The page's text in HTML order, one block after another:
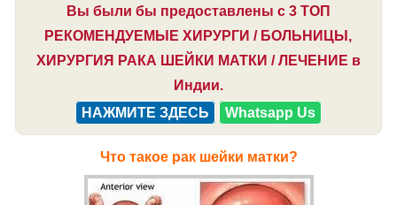
Вы были бы предоставлены с 3 ТОП
РЕКОМЕНДУЕМЫЕ ХИРУРГИ / БОЛЬНИЦЫ,
ХИРУРГИЯ РАКА ШЕЙКИ МАТКИ / ЛЕЧЕНИЕ в
Индии.
НАЖМИТЕ ЗДЕСЬ
Whatsapp Us
Что такое рак шейки матки?